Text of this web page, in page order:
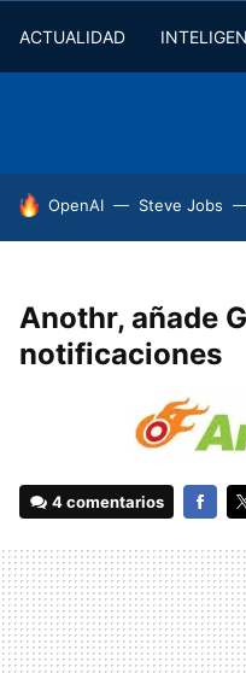
ACTUALIDAD
HOY SE HABLA DE
OpenAI Steve Jobs
Anothr, añade
notificaciones
4 comentarios